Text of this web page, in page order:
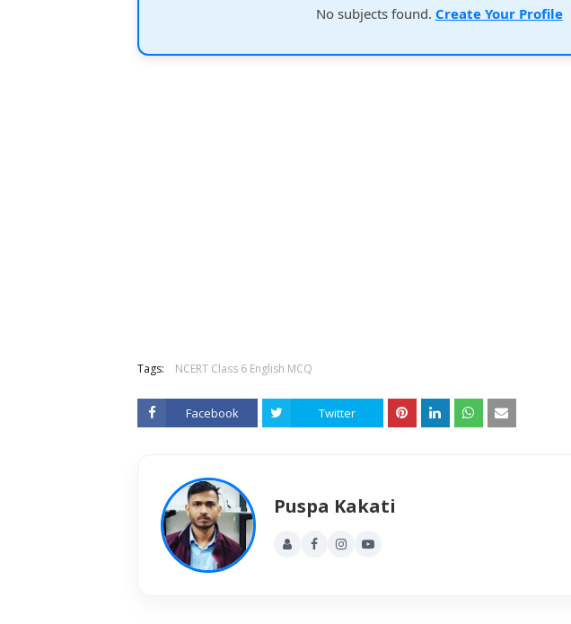
No subjects found. Create Your Profile
Tags: NCERT Class 6 English MCQ
Facebook Twitter
Puspa Kakati